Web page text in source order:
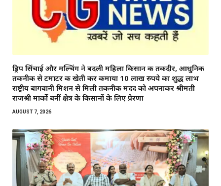
ड्रिप सिंचाई और मल्चिंग ने बदली महिला किसान की तकदीर, आधुनिक
तकनीक से टमाटर की खेती कर कमाया 10 लाख रुपये का शुद्ध लाभ
राष्ट्रीय बागवानी मिशन से मिली तकनीकी मदद को अपनाकर श्रीमती
राजश्री मार्को बनीं क्षेत्र के किसानों के लिए प्रेरणा
AUGUST 7, 2026